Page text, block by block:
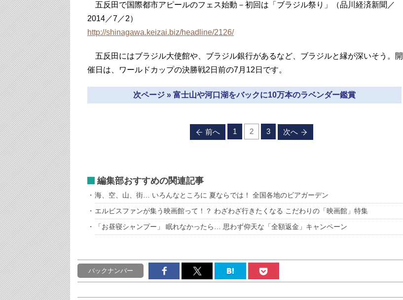
五反田で国際都市アピールのフェス始動－初回は「ブラジル祭り」（品川経済新聞／
2014／7／2）
http://shinagawa.keizai.biz/headline/2126/
五反田にはブラジル大使館や、ブラジル銀行があるなど、ブラジルと縁が深いそう。開
催日は、ワールドカップの決勝戦2日前の7月12日です。
次ページ » 富士山や河口湖をバックに10万本のラベンダー鑑賞
前へ 1 2 3 次へ
編集部おすすめの関連記事
海、空、山、街… いろんなところに 夏ならでは！ 全国各地のビアガーデン
エルビスファンが集う映画館って！？ わざわざ行きたくなる こだわりの「映画館」特集
「お昼寝シャンプー」 眠れなかったら… 思わず仰天な「全額返金」キャンペーン
バックナンバー